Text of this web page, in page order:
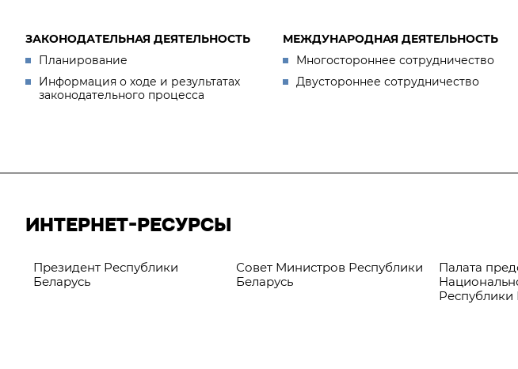
ЗАКОНОДАТЕЛЬНАЯ ДЕЯТЕЛЬНОСТЬ
Планирование
Информация о ходе и результатах
законодательного процесса
МЕЖДУНАРОДНАЯ ДЕЯТЕЛЬНОСТЬ
Многостороннее сотрудничество
Двустороннее сотрудничество
ИНТЕРНЕТ-РЕСУРСЫ
Президент Республики
Беларусь
Совет Министров Республики
Беларусь
Палата
Республики